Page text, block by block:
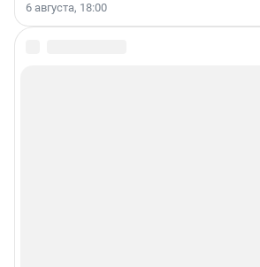
6 августа, 18:00